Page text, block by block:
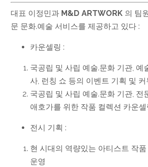
대표 이정민과 M&D ARTWORK 의 팀
문 문화.예술 서비스를 제공하고 있다 :
카운셀링 :
국공립 및 사립 예술.문화 기관, 예
사, 런칭 쇼 등의 이벤트 기획 및
국공립 및 사립 예술.문화 기관, 전
애호가를 위한 작품 컬렉션 카운셀
전시 기획 :
현 시대의 역량있는 아티스트 작
운영